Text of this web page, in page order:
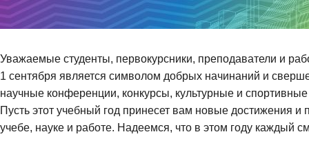
Уважаемые студенты, первокурсники, преподаватели и
1 сентября является символом добрых начинаний и
научные конференции, конкурсы, культурные и
Пусть этот учебный год принесет вам новые достижения
учебе, науке и работе. Надеемся, что в этом году каждый